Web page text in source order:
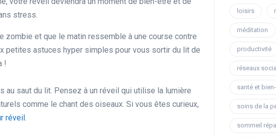
stress.
zombie et que le matin ressemble à une course contre
petites astuces hyper simples pour vous sortir du lit de
!
saut du lit. Pensez à un réveil qui utilise la lumière
comme le chant des oiseaux. Si vous êtes curieux,
réveil .
loisirs
méditation
productivité
réseaux
santé et
soins de la
sommeil